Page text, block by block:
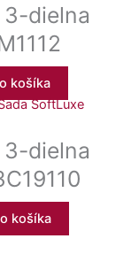
dielna
košíka
dielna
košíka